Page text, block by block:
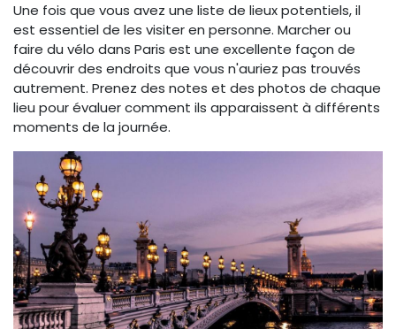
Une fois que vous avez une liste de lieux potentiels, il
est essentiel de les visiter en personne. Marcher ou
faire du vélo dans Paris est une excellente façon de
découvrir des endroits que vous n'auriez pas trouvés
autrement. Prenez des notes et des photos de chaque
lieu pour évaluer comment ils apparaissent à différents
moments de la journée.